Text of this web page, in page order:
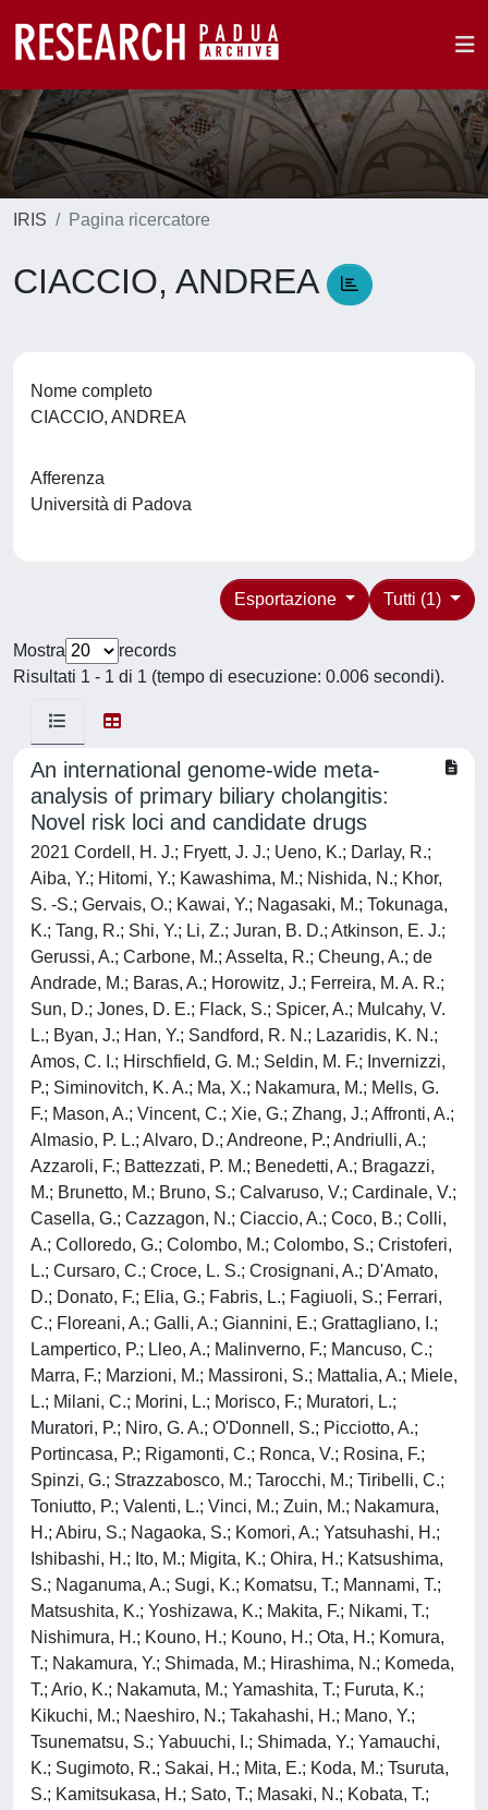
IRIS Pagina ricercatore
CIACCIO, ANDREA
Nome completo
CIACCIO, ANDREA
Afferenza
Università di Padova
Tutti (1)
Esportazione
Mostra
records
Risultati 1 - 1 di 1 (tempo di esecuzione: 0.006 secondi).
An international genome-wide meta-
analysis of primary biliary cholangitis:
Novel risk loci and candidate drugs
2021 Cordell, H. J.; Fryett, J. J.; Ueno, K.; Darlay, R.;
Aiba, Y.; Hitomi, Y.; Kawashima, M.; Nishida, N.; Khor,
S. -S.; Gervais, O.; Kawai, Y.; Nagasaki, M.; Tokunaga,
K.; Tang, R.; Shi, Y.; Li, Z.; Juran, B. D.; Atkinson, E. J.;
Gerussi, A.; Carbone, M.; Asselta, R.; Cheung, A.; de
Andrade, M.; Baras, A.; Horowitz, J.; Ferreira, M. A. R.;
Sun, D.; Jones, D. E.; Flack, S.; Spicer, A.; Mulcahy, V.
L.; Byan, J.; Han, Y.; Sandford, R. N.; Lazaridis, K. N.;
Amos, C. I.; Hirschfield, G. M.; Seldin, M. F.; Invernizzi,
P.; Siminovitch, K. A.; Ma, X.; Nakamura, M.; Mells, G.
F.; Mason, A.; Vincent, C.; Xie, G.; Zhang, J.; Affronti, A.;
Almasio, P. L.; Alvaro, D.; Andreone, P.; Andriulli, A.;
Azzaroli, F.; Battezzati, P. M.; Benedetti, A.; Bragazzi,
M.; Brunetto, M.; Bruno, S.; Calvaruso, V.; Cardinale, V.;
Casella, G.; Cazzagon, N.; Ciaccio, A.; Coco, B.; Colli,
A.; Colloredo, G.; Colombo, M.; Colombo, S.; Cristoferi,
L.; Cursaro, C.; Croce, L. S.; Crosignani, A.; D'Amato,
D.; Donato, F.; Elia, G.; Fabris, L.; Fagiuoli, S.; Ferrari,
C.; Floreani, A.; Galli, A.; Giannini, E.; Grattagliano, I.;
Lampertico, P.; Lleo, A.; Malinverno, F.; Mancuso, C.;
Marra, F.; Marzioni, M.; Massironi, S.; Mattalia, A.; Miele,
L.; Milani, C.; Morini, L.; Morisco, F.; Muratori, L.;
Muratori, P.; Niro, G. A.; O'Donnell, S.; Picciotto, A.;
Portincasa, P.; Rigamonti, C.; Ronca, V.; Rosina, F.;
Spinzi, G.; Strazzabosco, M.; Tarocchi, M.; Tiribelli, C.;
Toniutto, P.; Valenti, L.; Vinci, M.; Zuin, M.; Nakamura,
H.; Abiru, S.; Nagaoka, S.; Komori, A.; Yatsuhashi, H.;
Ishibashi, H.; Ito, M.; Migita, K.; Ohira, H.; Katsushima,
S.; Naganuma, A.; Sugi, K.; Komatsu, T.; Mannami, T.;
Matsushita, K.; Yoshizawa, K.; Makita, F.; Nikami, T.;
Nishimura, H.; Kouno, H.; Kouno, H.; Ota, H.; Komura,
T.; Nakamura, Y.; Shimada, M.; Hirashima, N.; Komeda,
T.; Ario, K.; Nakamuta, M.; Yamashita, T.; Furuta, K.;
Kikuchi, M.; Naeshiro, N.; Takahashi, H.; Mano, Y.;
Tsunematsu, S.; Yabuuchi, I.; Shimada, Y.; Yamauchi,
K.; Sugimoto, R.; Sakai, H.; Mita, E.; Koda, M.; Tsuruta,
S.; Kamitsukasa, H.; Sato, T.; Masaki, N.; Kobata, T.;